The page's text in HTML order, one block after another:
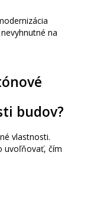
na
budov?
vlastnosti.
uvoľňovať, čím